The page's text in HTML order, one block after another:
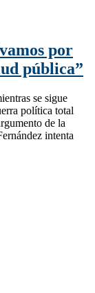
por
pública”
se sigue
política total
de la
intenta